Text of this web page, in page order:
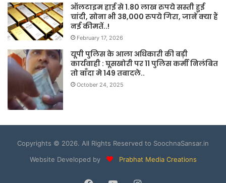
ऑलटाइम हाई से 1.80 लाख रुपये सस्ती हुई
चांदी, सोना भी 38,000 रुपये गिरा, जानें क्या हैं
नई कीमतें..!
February 17, 2026
यूपी पुलिस के आला अधिकारी की बड़ी
कार्यवाही : घूसखोरी पर 11 पुलिस कर्मी निलंबित
तो बाँदा मे 149 तबादले..
October 24, 2025
Copyrights © 2026. All Rights Reserved to SoochnaSansar.in
Website Developed by
Prabhat Media Creations